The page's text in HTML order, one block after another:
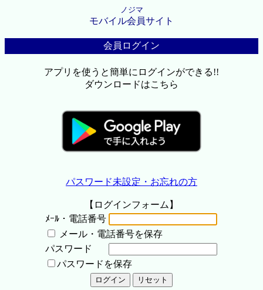
ノジマ
モバイル会員サイト
会員ログイン
アプリを使うと簡単にログインができる!!
ダウンロードはこちら
パスワード未設定・お忘れの方
【ログインフォーム】
ﾒｰﾙ・電話番号
メール・電話番号を保存
パスワード
パスワードを保存